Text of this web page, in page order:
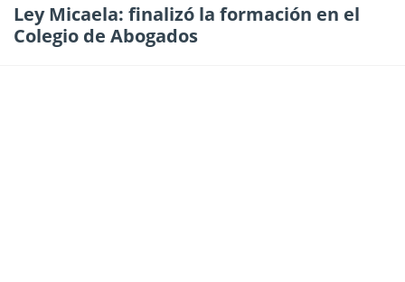
Ley Micaela: finalizó la formación en el
Colegio de Abogados